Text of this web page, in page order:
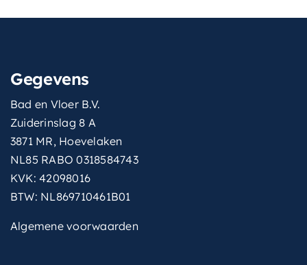
Gegevens
Bad en Vloer B.V.
Zuiderinslag 8 A
3871 MR, Hoevelaken
NL85 RABO 0318584743
KVK: 42098016
BTW: NL869710461B01
Algemene voorwaarden